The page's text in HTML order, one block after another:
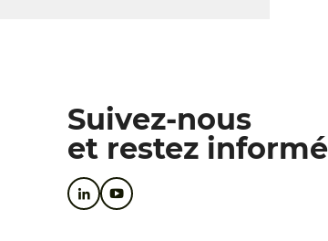
Suivez-nous
et restez informé